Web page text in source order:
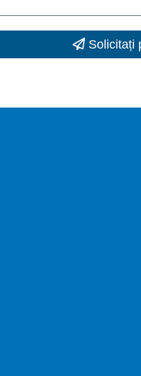
Solicitați